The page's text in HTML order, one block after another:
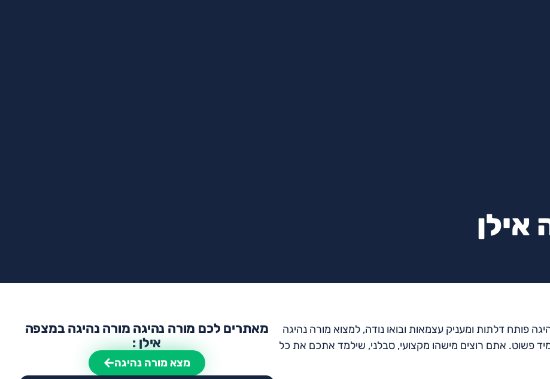
אילן
פותח דלתות ומעניק עצמאות ובואו נודה, למצוא מורה נהיגה
פשוט. אתם רוצים מישהו מקצועי, סבלני, שילמד אתכם את כל
מאתרים לכם מורה נהיגה מורה נהיגה במצפה
אילן :
מצא מורה נהיגה